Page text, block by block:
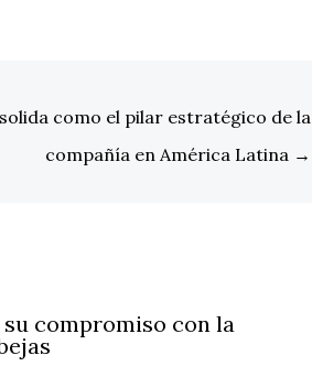
como el pilar estratégico de la
compañía en América Latina →
compromiso con la